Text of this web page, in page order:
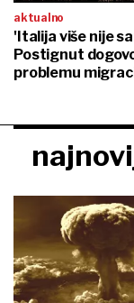
aktualno
'Italija više nije
Postignut
problemu